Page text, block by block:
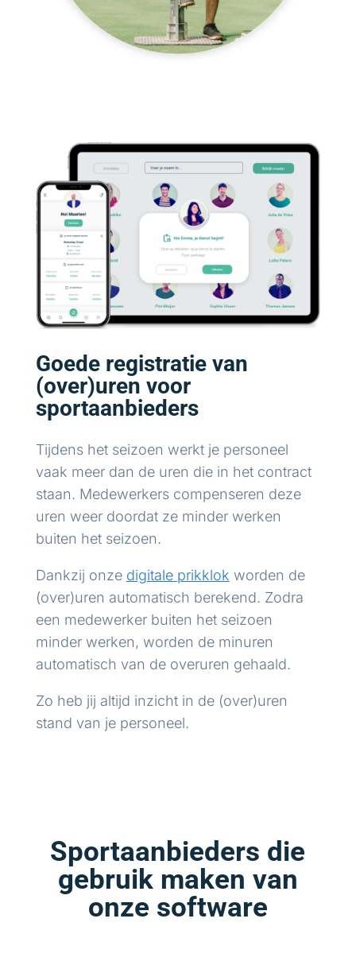
Goede registratie van
(over)uren voor
sportaanbieders
Tijdens het seizoen werkt je personeel
vaak meer dan de uren die in het contract
staan. Medewerkers compenseren deze
uren weer doordat ze minder werken
buiten het seizoen.
Dankzij onze digitale prikklok worden de
(over)uren automatisch berekend. Zodra
een medewerker buiten het seizoen
minder werken, worden de minuren
automatisch van de overuren gehaald.
Zo heb jij altijd inzicht in de (over)uren
stand van je personeel.
Sportaanbieders die
gebruik maken van
onze software